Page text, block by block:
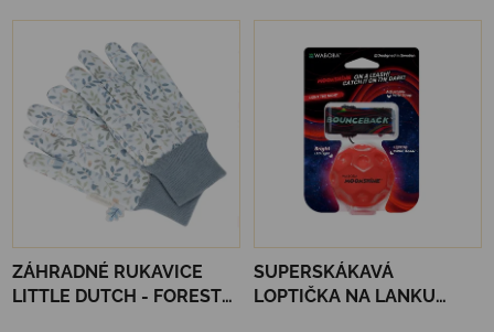
ZÁHRADNÉ RUKAVICE
LITTLE DUTCH - FOREST
SUPERSKÁKAVÁ
LOPTIČKA NA LANKU